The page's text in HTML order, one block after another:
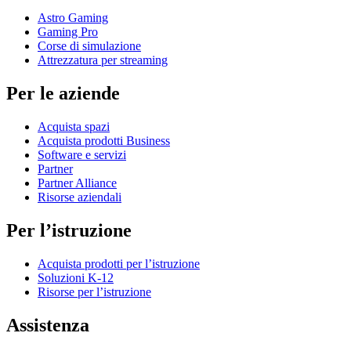
Astro Gaming
Gaming Pro
Corse di simulazione
Attrezzatura per streaming
Per le aziende
Acquista spazi
Acquista prodotti Business
Software e servizi
Partner
Partner Alliance
Risorse aziendali
Per l’istruzione
Acquista prodotti per l’istruzione
Soluzioni K-12
Risorse per l’istruzione
Assistenza